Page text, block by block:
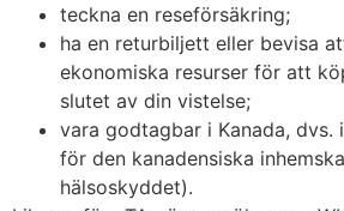
teckna en reseförsäkring;
ha en returbiljett eller bevisa
ekonomiska resurser för att
slutet av din vistelse;
vara godtagbar i Kanada, dvs.
för den kanadensiska
hälsoskyddet).